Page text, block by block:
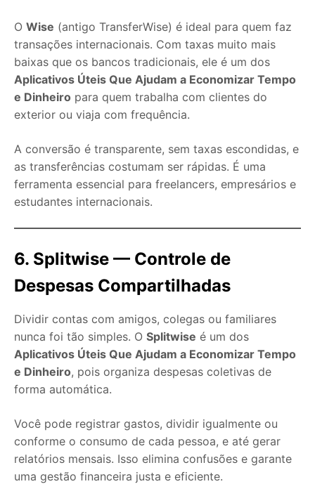
O Wise (antigo TransferWise) é ideal para quem faz
transações internacionais. Com taxas muito mais
baixas que os bancos tradicionais, ele é um dos
Aplicativos Úteis Que Ajudam a Economizar Tempo
e Dinheiro para quem trabalha com clientes do
exterior ou viaja com frequência.
A conversão é transparente, sem taxas escondidas, e
as transferências costumam ser rápidas. É uma
ferramenta essencial para freelancers, empresários e
estudantes internacionais.
6. Splitwise — Controle de
Despesas Compartilhadas
Dividir contas com amigos, colegas ou familiares
nunca foi tão simples. O Splitwise é um dos
Aplicativos Úteis Que Ajudam a Economizar Tempo
e Dinheiro, pois organiza despesas coletivas de
forma automática.
Você pode registrar gastos, dividir igualmente ou
conforme o consumo de cada pessoa, e até gerar
relatórios mensais. Isso elimina confusões e garante
uma gestão financeira justa e eficiente.